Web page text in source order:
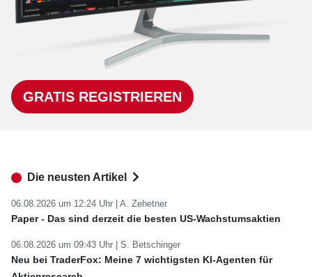
GRATIS REGISTRIEREN
Die neusten Artikel
06.08.2026 um 12:24 Uhr | A. Zehetner
Paper - Das sind derzeit die besten US-Wachstumsaktien
06.08.2026 um 09:43 Uhr | S. Betschinger
Neu bei TraderFox: Meine 7 wichtigsten KI-Agenten für